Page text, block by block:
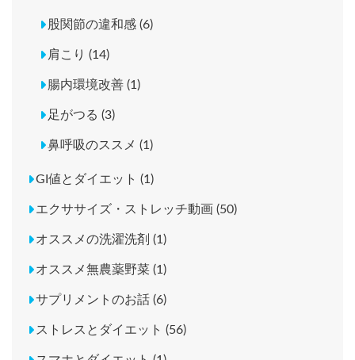
股関節の違和感 (6)
肩こり (14)
腸内環境改善 (1)
足がつる (3)
鼻呼吸のススメ (1)
GI値とダイエット (1)
エクササイズ・ストレッチ動画 (50)
オススメの洗濯洗剤 (1)
オススメ無農薬野菜 (1)
サプリメントのお話 (6)
ストレスとダイエット (56)